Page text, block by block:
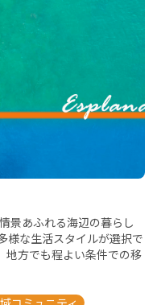
景あふれる海辺の暮らし
様な生活スタイルが選択で
地方でも程よい条件での移